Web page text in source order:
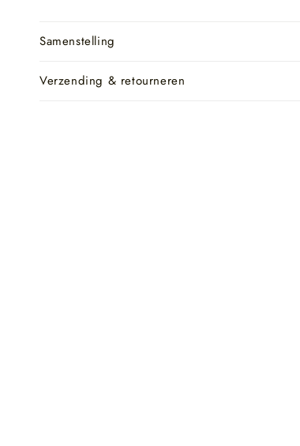
Samenstelling
Verzending & retourneren